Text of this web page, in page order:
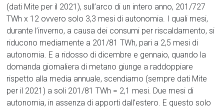
(dati Mite per il 2021), sull’arco di un intero anno, 201/727
TWh x 12 ovvero solo 3,3 mesi di autonomia. I quali mesi,
durante l’inverno, a causa dei consumi per riscaldamento, si
riducono mediamente a 201/81 TWh, pari a 2,5 mesi di
autonomia. E a ridosso di dicembre e gennaio, quando la
domanda giornaliera di metano giunge a raddoppiare
rispetto alla media annuale, scendiamo (sempre dati Mite
per il 2021) a soli 201/81 TWh = 2,1 mesi. Due mesi di
autonomia, in assenza di apporti dall’estero. E questo solo